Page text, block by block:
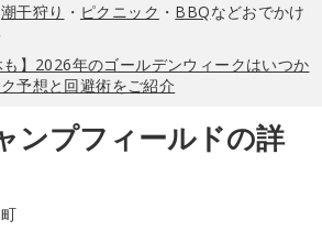
潮干狩り ・ ピクニック ・ BBQなどおでかけ
も】2026年のゴールデンウィークはいつか
予想と回避術をご紹介
ンプフィールドの詳